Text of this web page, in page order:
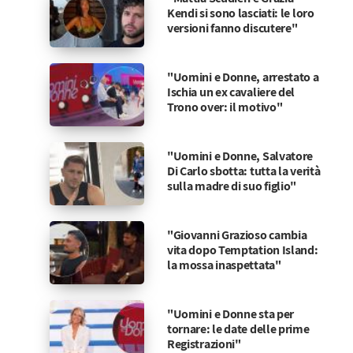
Kendi si sono lasciati: le loro
versioni fanno discutere"
"Uomini e Donne, arrestato a
Ischia un ex cavaliere del
Trono over: il motivo"
"Uomini e Donne, Salvatore
Di Carlo sbotta: tutta la verità
sulla madre di suo figlio"
"Giovanni Grazioso cambia
vita dopo Temptation Island:
la mossa inaspettata"
"Uomini e Donne sta per
tornare: le date delle prime
Registrazioni"